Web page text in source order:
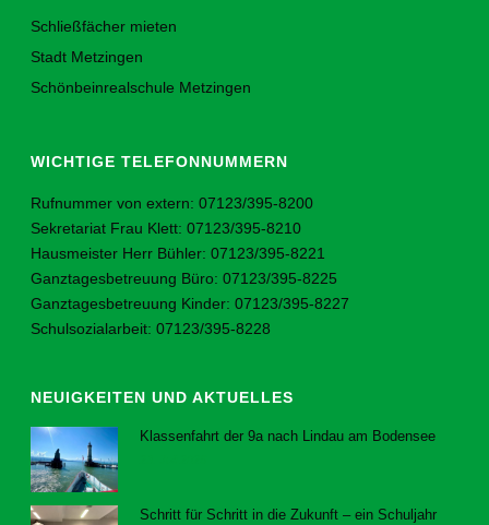
Schließfächer mieten
Stadt Metzingen
Schönbeinrealschule Metzingen
WICHTIGE TELEFONNUMMERN
Rufnummer von extern: 07123/395-8200
Sekretariat Frau Klett: 07123/395-8210
Hausmeister Herr Bühler: 07123/395-8221
Ganztagesbetreuung Büro: 07123/395-8225
Ganztagesbetreuung Kinder: 07123/395-8227
Schulsozialarbeit: 07123/395-8228
NEUIGKEITEN UND AKTUELLES
Klassenfahrt der 9a nach Lindau am Bodensee
Schritt für Schritt in die Zukunft – ein Schuljahr